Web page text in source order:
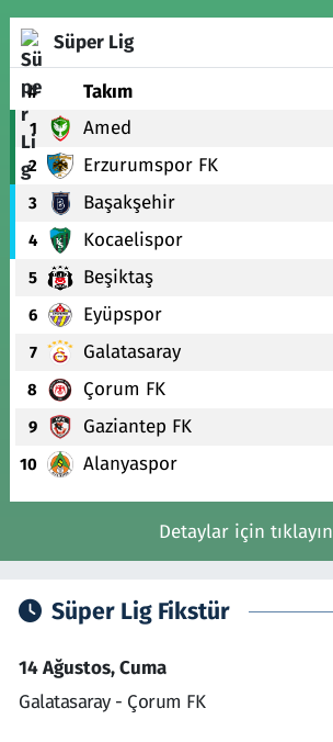
Süper Lig
# Takım
1 Amed
2 Erzurumspor FK
3 Başakşehir
4 Kocaelispor
5 Beşiktaş
6 Eyüpspor
7 Galatasaray
8 Çorum FK
9 Gaziantep FK
10 Alanyaspor
Detaylar için tıklayın
Süper Lig Fikstür
14 Ağustos, Cuma
Galatasaray - Çorum FK